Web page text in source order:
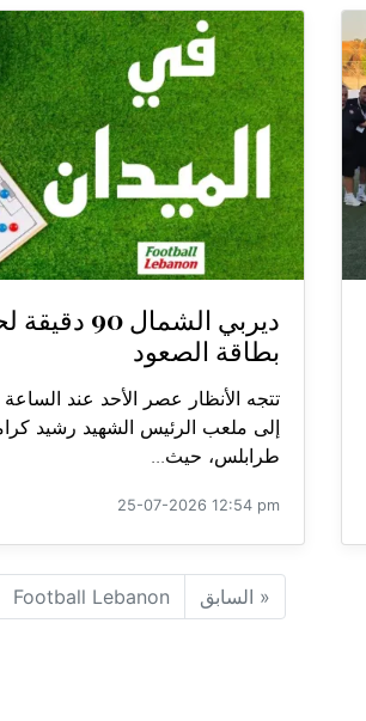
ديربي الشمال
بطاقة الصعود
تتجه الأنظار عصر الأحد عند
إلى ملعب الرئيس الشهيد رشيد
طرابلس، حيث...
25-07-2026 12:54 pm
« السابق Football Lebanon